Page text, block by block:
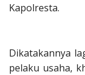
Kapolresta.
Dikatakannya
pelaku usaha,